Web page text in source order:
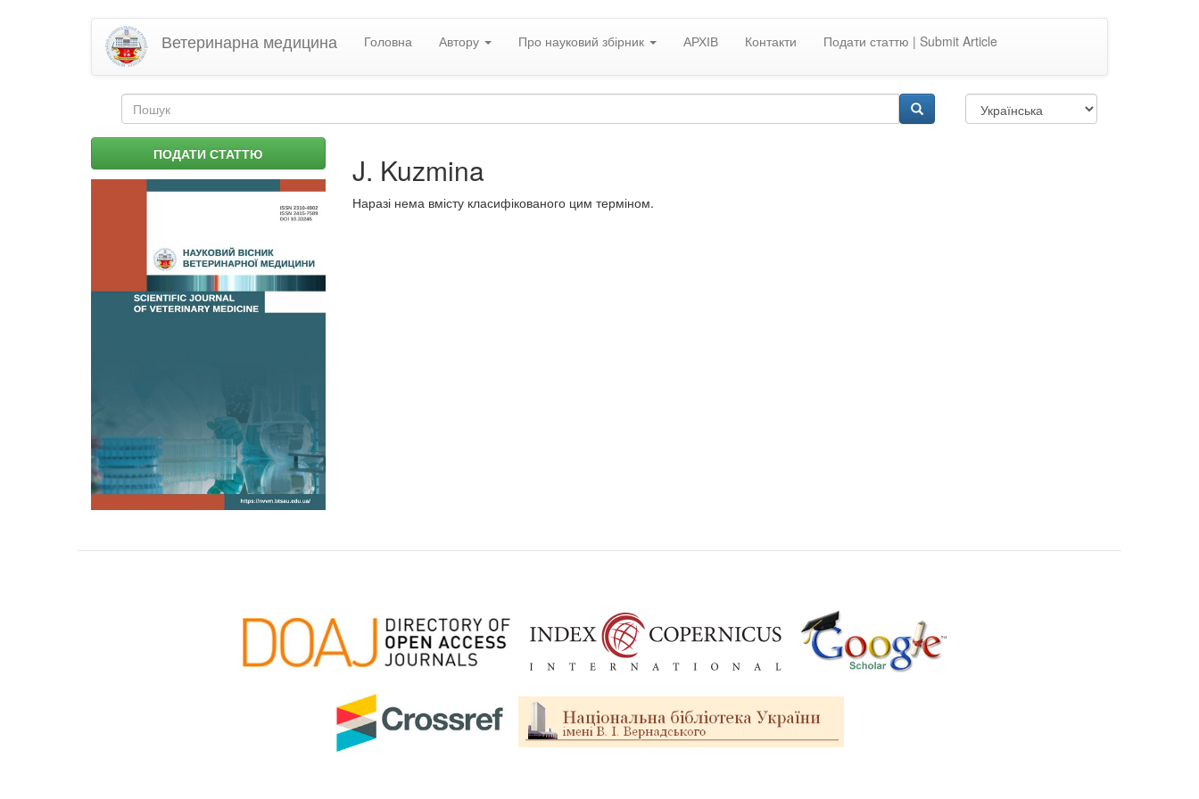
Ветеринарна медицина Головна Автору Про науковий збірник АРХІВ Контакти Подати статтю | Submit Article
Пошукова
форма
ПОДАТИ СТАТТЮ J. Kuzmina
Наразі нема вмісту класифікованого цим терміном.